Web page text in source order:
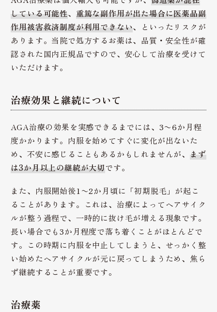
している可能性、 重篤な副作用が出た場合に医薬品副
作用被害救済制度が利用できない、といったリスクが
あります。当院で処方するお薬は、品質・安全性が確
認された国内正規品ですので、安心して治療を受けて
いただけます。
治療効果と継続について
AGA治療の効果を実感できるまでには、3〜6か月程
度かかります。内服を始めてすぐに変化が出ないた
め、不安に感じることもあるかもしれませんが、 まず
は3か月以上の継続が大切です。
また、内服開始後1〜2か月頃に「初期脱毛」が起こ
ることがあります。これは、治療によってヘアサイク
ルが整う過程で、一時的に抜け毛が増える現象です。
長い場合でも3か月程度で落ち着くことがほとんどで
す。この時期に内服を中止してしまうと、せっかく整
い始めたヘアサイクルが元に戻ってしまうため、焦ら
ず継続することが重要です。
治療薬